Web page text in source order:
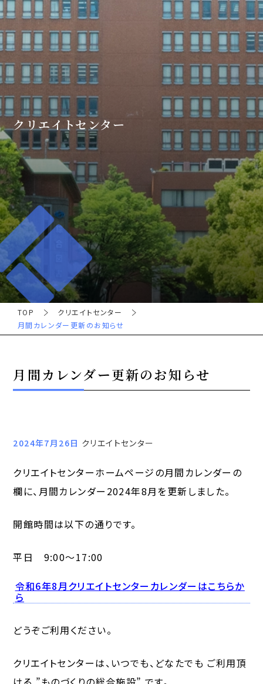
クリエイトセンター
TOP
クリエイトセンター
月間カレンダー更新のお知らせ
月間カレンダー更新のお知らせ
2024年7月26日 クリエイトセンター
クリエイトセンターホームページの月間カレンダーの
欄に、月間カレンダー2024年8月を更新しました。
開館時間は以下の通りです。
平日 9:00～17:00
令和6年8月クリエイトセンターカレンダーはこちらか
ら
どうぞご利用ください。
クリエイトセンターは、いつでも、どなたでも ご利用頂